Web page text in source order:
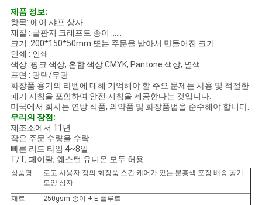
요
청
하
다
사
이
트
맵
제품 정보:
항목: 에어 샤프 상자
재질 : 골판지 크래프트 종이 ......
크기: 200*150*50mm 또는 주문을 받아서 만들어진 크기
인쇄 : 인쇄
색상: 핑크 색상, 혼합 색상 CMYK, Pantone 색상, 별색......
표면 : 광택/무광
화장품 용기의 라벨에 대해 기억해야 할 주요 문제는 사용 및 적절한
폐기 지침을 포함하여 안전 지침을 제공한다는 것입니다.
미국에서 회사는 연방 식품, 의약품 및 화장품법을 준수해야 합니다.
우리의 장점:
제조소에서 11년
작은 주문 수량을 수락
빠른 리드 타임 4~8일
T/T, 페이팔, 웨스턴 유니온 모두 허용
상품명
로고 사용자 정의 화장품 스킨 케어가 있는 분홍색 포장 배송 공기
모양 상자
재료
250gsm 종이 + E-플루트